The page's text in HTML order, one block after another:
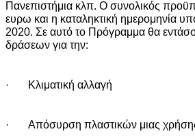
Πανεπιστήμια κλπ. Ο συνολικός
ευρω και η καταληκτική ημερομηνία
2020. Σε αυτό το Πρόγραμμα θα
δράσεων για την:
· Κλιματική αλλαγή
· Απόσυρση πλαστικών μιας